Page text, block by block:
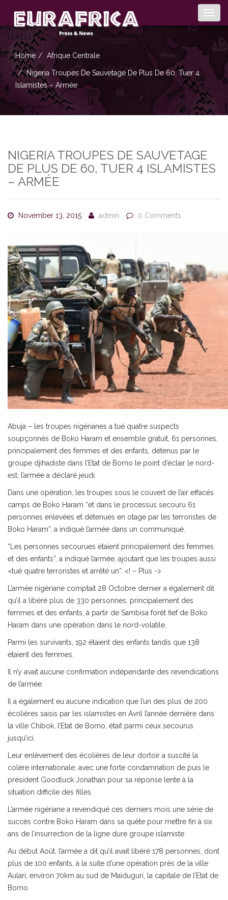
Home Afrique Centrale
Nigeria Troupes De Sauvetage De Plus De 60, Tuer 4
Islamistes – Armée
NIGERIA TROUPES DE SAUVETAGE
DE PLUS DE 60, TUER 4 ISLAMISTES
– ARMÉE
November 13, 2015 admin 0 Comments
Abuja – les troupes nigérianes a tué quatre suspects
soupçonnés de Boko Haram et ensemble gratuit, 61 personnes,
principalement des femmes et des enfants, détenus par le
groupe djihadiste dans l’Etat de Borno le point d’éclair le nord-
est, l’armée a déclaré jeudi.
Dans une opération, les troupes sous le couvert de l’air effacés
camps de Boko Haram “et dans le processus secouru 61
personnes enlevées et détenues en otage par les terroristes de
Boko Haram”, a indiqué l’armée dans un communiqué.
“Les personnes secourues étaient principalement des femmes
et des enfants”, a indiqué l’armée, ajoutant que les troupes aussi
«tué quatre terroristes et arrêté un”. <! – Plus ->
L’armée nigériane comptait 28 Octobre dernier a également dit
qu’il a libéré plus de 330 personnes, principalement des
femmes et des enfants, à partir de Sambisa forêt fief de Boko
Haram dans une opération dans le nord-volatile.
Parmi les survivants, 192 étaient des enfants tandis que 138
étaient des femmes.
Il n’y avait aucune confirmation indépendante des revendications
de l’armée.
Il a également eu aucune indication que l’un des plus de 200
écolières saisis par les islamistes en Avril l’année dernière dans
la ville Chibok, l’Etat de Borno, était parmi ceux secourus
jusqu’ici.
Leur enlèvement des écolières de leur dortoir a suscité la
colère internationale, avec une forte condamnation de puis le
président Goodluck Jonathan pour sa réponse lente à la
situation difficile des filles.
L’armée nigériane a revendiqué ces derniers mois une série de
succès contre Boko Haram dans sa quête pour mettre fin à six
ans de l’insurrection de la ligne dure groupe islamiste.
Au début Août, l’armée a dit qu’il avait libéré 178 personnes, dont
plus de 100 enfants, à la suite d’une opération près de la ville
Aulari, environ 70km au sud de Maiduguri, la capitale de l’Etat de
Borno.